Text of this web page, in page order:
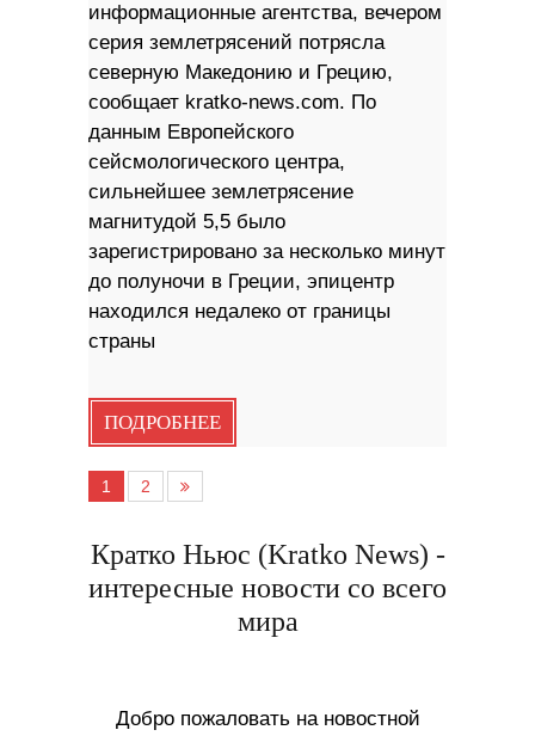
информационные агентства, вечером
серия землетрясений потрясла
северную Македонию и Грецию,
сообщает kratko-news.com. По
данным Европейского
сейсмологического центра,
сильнейшее землетрясение
магнитудой 5,5 было
зарегистрировано за несколько минут
до полуночи в Греции, эпицентр
находился недалеко от границы
страны
ПОДРОБНЕЕ
1 2
Кратко Ньюс (Kratko News) -
интересные новости со всего
мира
Добро пожаловать на новостной